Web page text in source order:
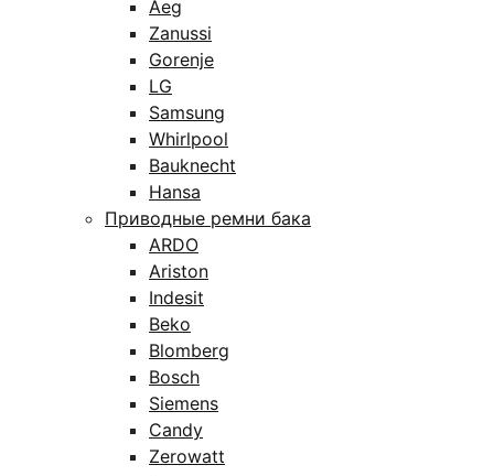
Aeg
Zanussi
Gorenje
LG
Samsung
Whirlpool
Bauknecht
Hansa
Приводные ремни бака
ARDO
Ariston
Indesit
Beko
Blomberg
Bosch
Siemens
Candy
Zerowatt